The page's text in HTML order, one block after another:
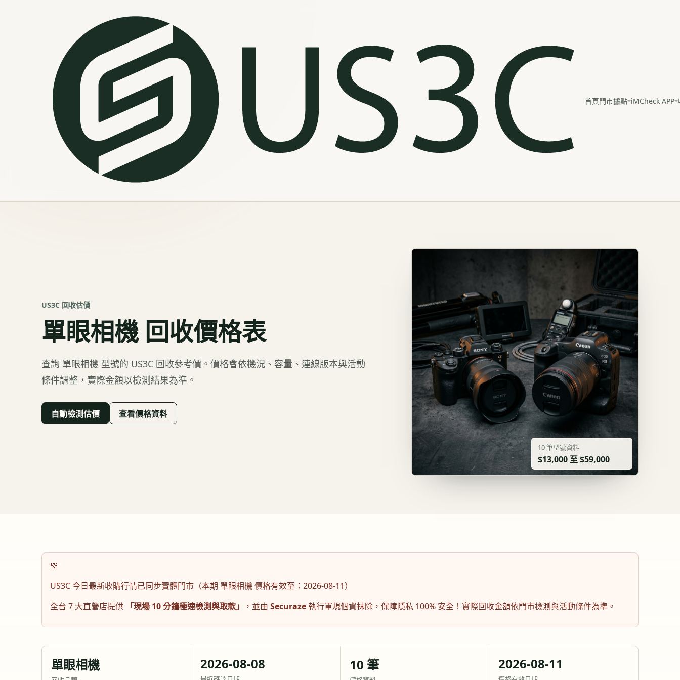
首頁門市據點 iMCheck APP
US3C 回收估價
單眼相機回收價格表
查詢 單眼相機 型號的 US3C 回收參考價。價格會依機況、容量、連線版本與活動
條件調整，實際金額以檢測結果為準。
自動檢測估價 查看價格資料
10筆型號資料
$13,000 至 $59,000
💚
US3C 今日最新收購行情已同步實體門市（本期 單眼相機價格有效至： 2026-08-11）
全台 7 大直營店提供
「現場 10 分鐘極速檢測與取款」 ，並由 Securaze執行軍規個資抹除，保障隱私 100% 安全！實際回收金額依門市檢測與活動條件為準。
單眼相機 2026-08-08 10 筆 2026-08-11